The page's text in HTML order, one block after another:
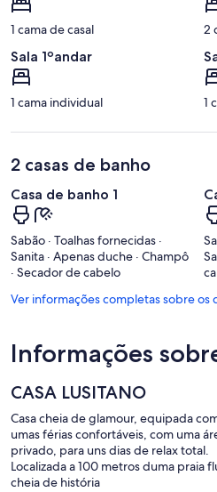
1 cama de casal 2
Sala 1ºandar
1 cama individual 1
2 casas de banho
Casa de banho 1
Sabão · Toalhas fornecidas ·
Sanita · Apenas duche · Champô
· Secador de cabelo
Ver informações completas sobre os
Informações
CASA LUSITANO
Casa cheia de glamour, equipada
umas férias confortáveis, com uma
privado, para uns dias de relax total.
Localizada a 100 metros duma praia
cheia de história